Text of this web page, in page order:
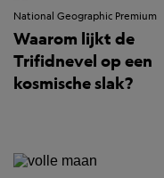
National Geographic Premium
Waarom lijkt de
Trifidnevel op een
kosmische slak?